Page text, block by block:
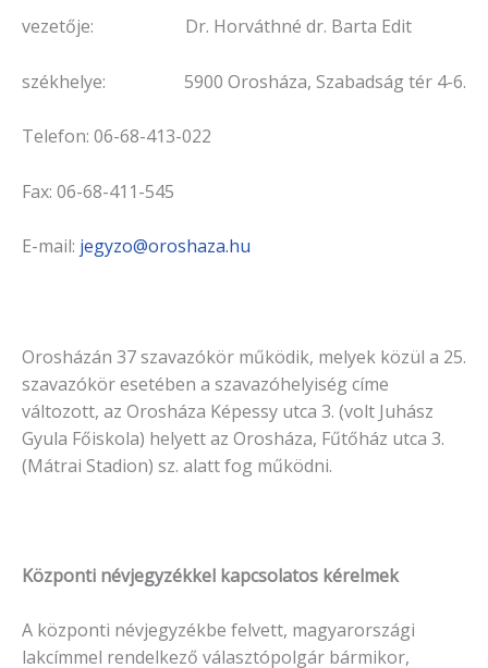
vezetője: Dr. Horváthné dr. Barta Edit
székhelye: 5900 Orosháza, Szabadság tér 4-6.
Telefon: 06-68-413-022
Fax: 06-68-411-545
E-mail: jegyzo@oroshaza.hu
Orosházán 37 szavazókör működik, melyek közül a 25.
szavazókör esetében a szavazóhelyiség címe
változott, az Orosháza Képessy utca 3. (volt Juhász
Gyula Főiskola) helyett az Orosháza, Fűtőház utca 3.
(Mátrai Stadion) sz. alatt fog működni.
Központi névjegyzékkel kapcsolatos kérelmek
A központi névjegyzékbe felvett, magyarországi
lakcímmel rendelkező választópolgár bármikor,